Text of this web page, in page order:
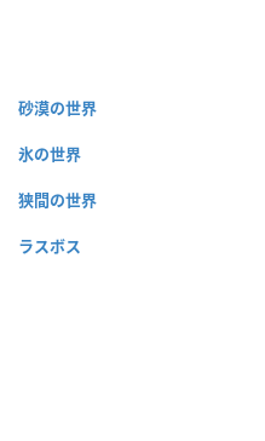
砂漠の世界
氷の世界
狭間の世界
ラスボス